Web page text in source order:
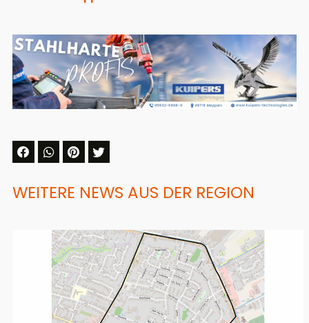
WEITERE NEWS AUS DER REGION